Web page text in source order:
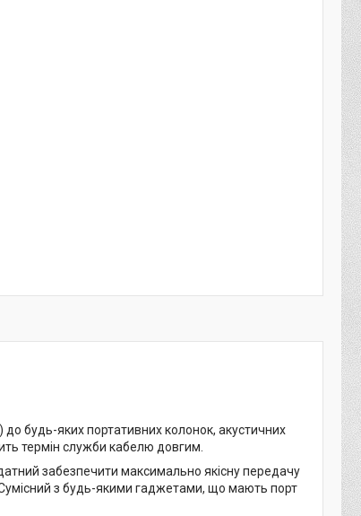
будь-яких портативних колонок, акустичних
термін служби кабелю довгим.
забезпечити максимально якісну передачу
з будь-якими гаджетами, що мають порт